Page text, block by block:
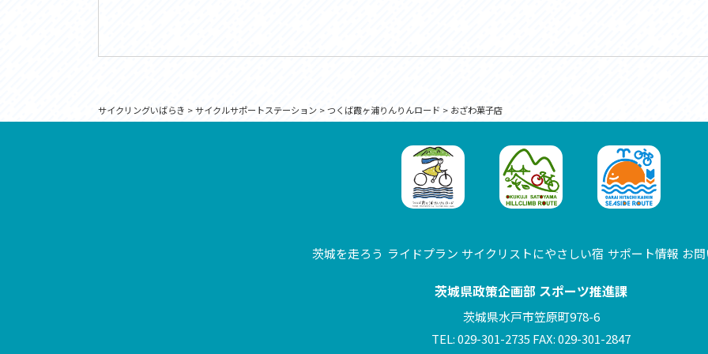
サイクリングいばらき >サイクルサポートステーション>つくば霞ヶ浦りんりんロード > おざわ菓子店
茨城を走ろう ライドプラン サイクリストにやさしい宿 サポート情報 お
茨城県政策企画部 スポーツ推進課
茨城県水戸市笠原町978-6
TEL: 029-301-2735 FAX: 029-301-2847